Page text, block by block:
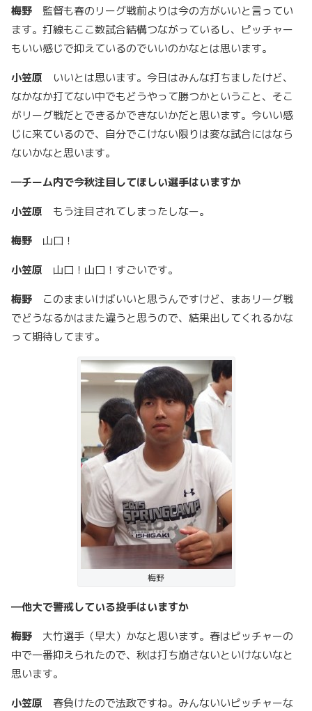
梅野 監督も春のリーグ戦前よりは今の方がいいと言ってい
ます。打線もここ数試合結構つながっているし、ピッチャー
もいい感じで抑えているのでいいのかなとは思います。
小笠原 いいとは思います。今日はみんな打ちましたけど、
なかなか打てない中でもどうやって勝つかということ、そこ
がリーグ戦だとできるかできないかだと思います。今いい感
じに来ているので、自分でこけない限りは変な試合にはなら
ないかなと思います。
―チーム内で今秋注目してほしい選手はいますか
小笠原 もう注目されてしまったしなー。
梅野 山口！
小笠原 山口！山口！すごいです。
梅野 このままいけばいいと思うんですけど、まあリーグ戦
でどうなるかはまた違うと思うので、結果出してくれるかな
って期待してます。
梅野
―他大で警戒している投手はいますか
梅野 大竹選手（早大）かなと思います。春はピッチャーの
中で一番抑えられたので、秋は打ち崩さないといけないなと
思います。
小笠原 春負けたので法政ですね。みんないいピッチャーな